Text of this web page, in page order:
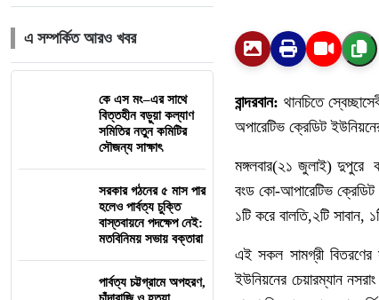
এ সম্পর্কিত আরও খবর
কে এস মং–এর সাথে
বিত্তহীন বড়ুয়া কল্যাণ
সমিতির নতুন কমিটির
সৌজন্য সাক্ষাৎ
সরকার গঠনের ৫ মাস পার
হলেও পার্বত্য চুক্তি
বাস্তবায়নে পদক্ষেপ নেই:
মতবিনিময় সভায় বক্তারা
পার্বত্য চট্টগ্রামে অপহরণ,
বান্দরবান: থানচিতে
অপারেটিভ ক্রেডিট
মঙ্গলবার(২১ জুলাই) দুপুরে
বংড কো-আপারেটিভ
১টি করে বালতি,২টি সাবান,
এই সকল সামগ্রী বিতরণের
ইউনিয়নের চেয়ারম্যান